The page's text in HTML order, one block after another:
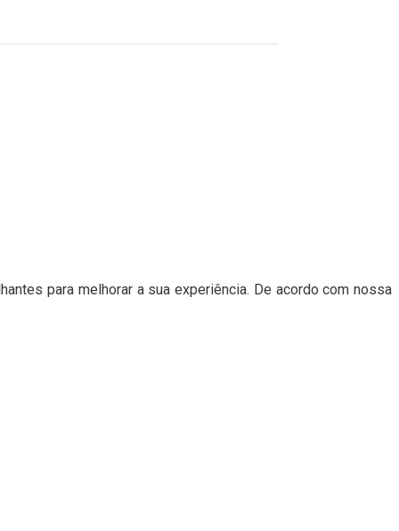
para melhorar a sua experiência. De acordo com nossa